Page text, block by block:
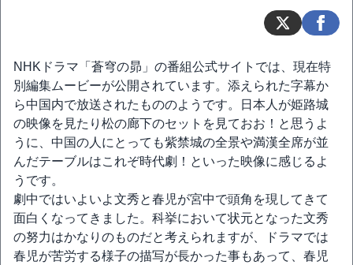
NHKドラマ「蒼穹の昴」の番組公式サイトでは、現在特
別編集ムービーが公開されています。添えられた字幕か
ら中国内で放送されたもののようです。日本人が姫路城
の映像を見たり松の廊下のセットを見ておお！と思うよ
うに、中国の人にとっても紫禁城の全景や満漢全席が並
んだテーブルはこれぞ時代劇！といった映像に感じるよ
うです。
劇中ではいよいよ文秀と春児が宮中で頭角を現してきて
面白くなってきました。科挙において状元となった文秀
の努力はかなりのものだと考えられますが、ドラマでは
春児が苦労する様子の描写が長かった事もあって、春児